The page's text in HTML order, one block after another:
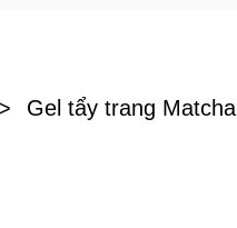
> Gel tẩy trang Matcha